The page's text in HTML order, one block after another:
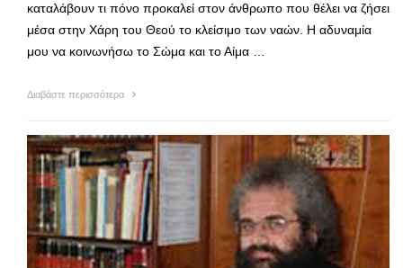
καταλάβουν τι πόνο προκαλεί στον άνθρωπο που θέλει να ζήσει
μέσα στην Χάρη του Θεού το κλείσιμο των ναών. Η αδυναμία
μου να κοινωνήσω το Σώμα και το Αίμα …
Διαβάστε περισσότερα